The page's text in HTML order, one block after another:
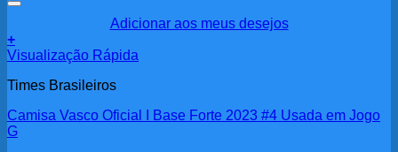
Adicionar aos meus desejos
+
Visualização Rápida
Times Brasileiros
Camisa Vasco Oficial I Base Forte 2023 #4 Usada em Jogo
G